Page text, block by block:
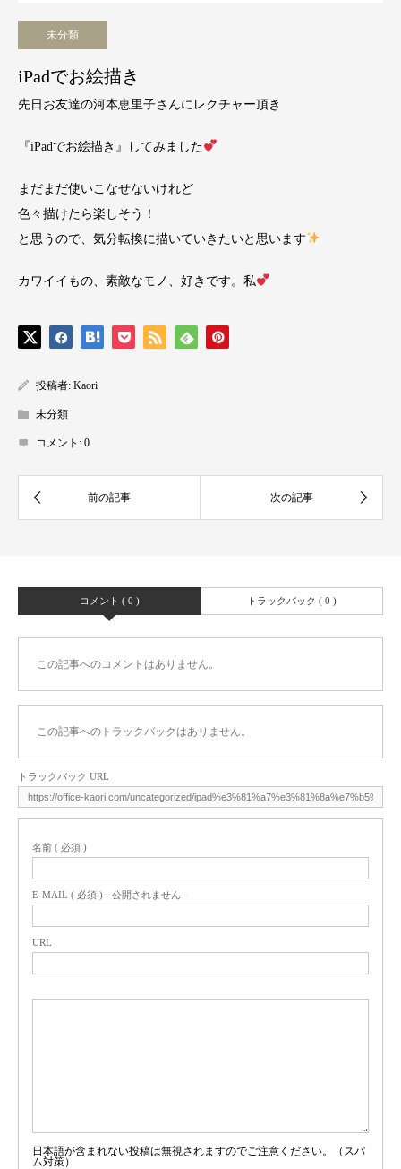
未分類
iPadでお絵描き
先日お友達の河本恵里子さんにレクチャー頂き
『iPadでお絵描き』してみました
まだまだ使いこなせないけれど
色々描けたら楽しそう！
と思うので、気分転換に描いていきたいと思います
カワイイもの、素敵なモノ、好きです。私
投稿者: Kaori
未分類
コメント: 0
コメント ( 0 ) トラックバック ( 0 )
この記事へのコメントはありません。
この記事へのトラックバックはありません。
トラックバック URL
名前 ( 必須 )
E-MAIL ( 必須 ) - 公開されません -
URL
日本語が含まれない投稿は無視されますのでご注意ください。（スパ
ム対策）